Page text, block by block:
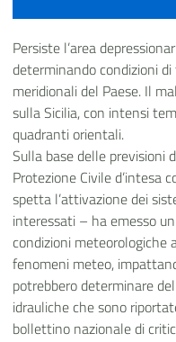
Persiste l’area
determinando condizioni
meridionali del Paese. Il
sulla Sicilia, con intensi
quadranti orientali.
Sulla base delle previsioni
Protezione Civile d’intesa
spetta l’attivazione dei
interessati – ha emesso
condizioni meteorologiche
fenomeni meteo,
potrebbero determinare
idrauliche che sono
bollettino nazionale di